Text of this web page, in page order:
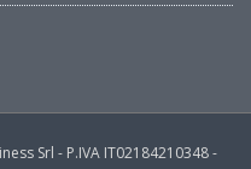
Srl - P.IVA IT02184210348 -